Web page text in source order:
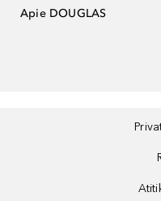
Apie DOUGLAS